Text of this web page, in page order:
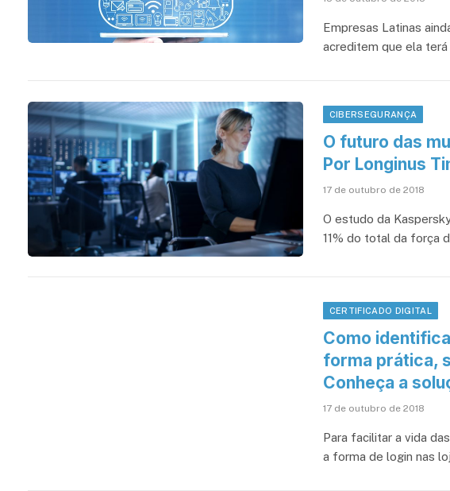
Empresas Latinas
acreditem que ela
CIBERSEGURANÇA
O futuro das
Por Longinus
17 de outubro de 2018
O estudo da
11% do total da força
CERTIFICADO DIGITAL
Como
forma prática,
Conheça a
17 de outubro de 2018
Para facilitar a vida
a forma de login nas